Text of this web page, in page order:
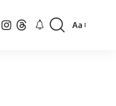
Font
Aa